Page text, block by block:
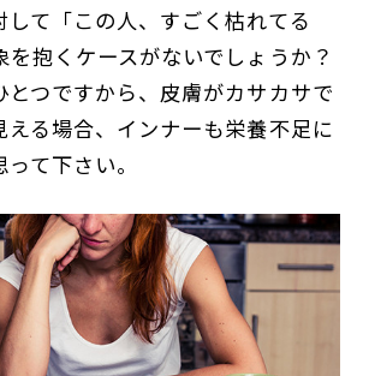
して「この人、すごく枯れてる
を抱くケースがないでしょうか？
とつですから、皮膚がカサカサで
える場合、インナーも栄養不足に
て下さい。